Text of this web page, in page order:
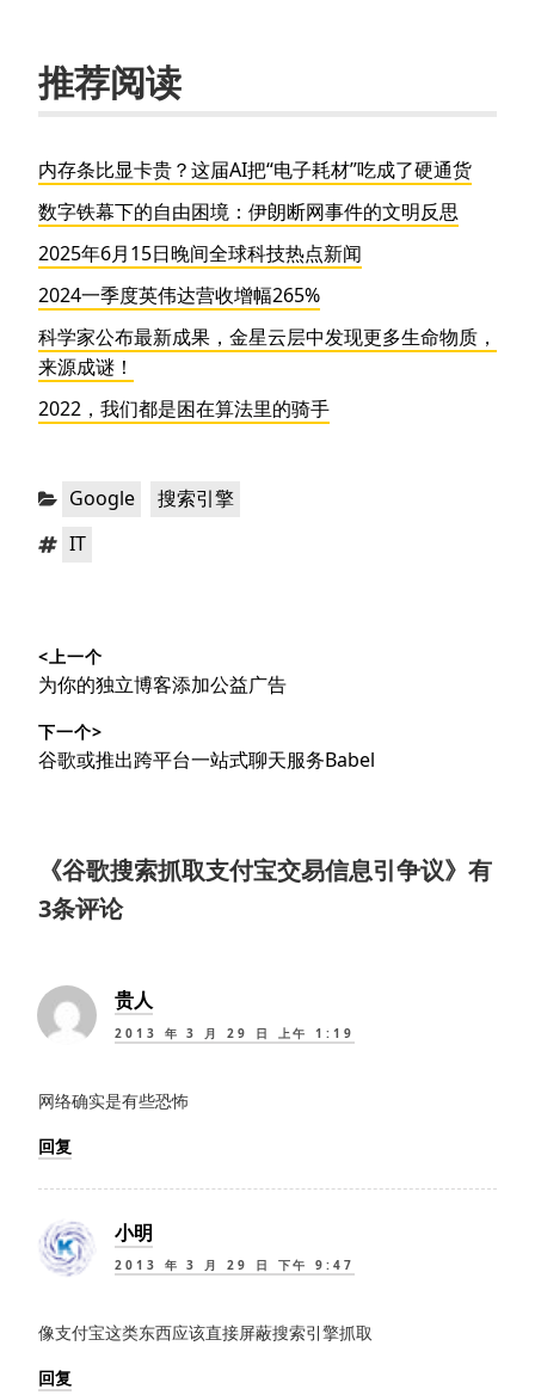
推荐阅读
内存条比显卡贵？这届AI把“电子耗材”吃成了硬通货
数字铁幕下的自由困境：伊朗断网事件的文明反思
2025年6月15日晚间全球科技热点新闻
2024一季度英伟达营收增幅265%
科学家公布最新成果，金星云层中发现更多生命物质，
来源成谜！
2022，我们都是困在算法里的骑手
分
Google ，
搜索引擎
标 IT
章
导
航
<上一个
上
文
章：
为你的独立博客添加公益广告
下一个>
下
谷歌或推出跨平台一站式聊天服务Babel
《谷歌搜索抓取支付宝交易信息引争议》有
3条评论
贵人
2013 年 3 月 29 日 上午 1:19
网络确实是有些恐怖
回复
小明
2013 年 3 月 29 日 下午 9:47
像支付宝这类东西应该直接屏蔽搜索引擎抓取
回复